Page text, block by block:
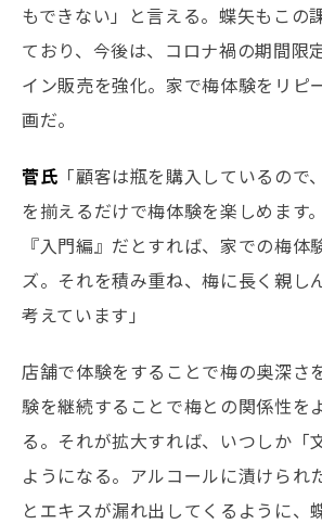
もできない」と言える。蝶矢もこの
ており、今後は、コロナ禍の期間限
イン販売を強化。家で梅体験をリピ
画だ。
菅氏 「顧客は瓶を購入しているので
を揃えるだけで梅体験を楽しめます
『入門編』だとすれば、家での梅体
ズ。それを積み重ね、梅に長く親し
考えています」
店舗で体験をすることで梅の奥深さ
験を継続することで梅との関係性を
る。それが拡大すれば、いつしか「
ようになる。アルコールに漬けられ
とエキスが漏れ出してくるように、